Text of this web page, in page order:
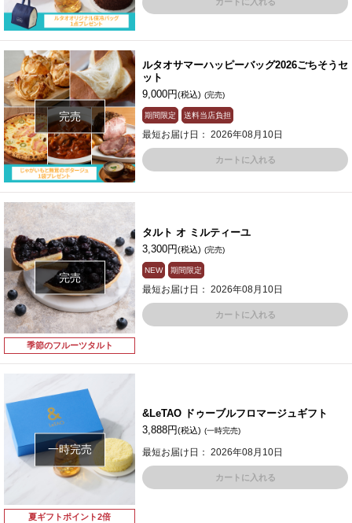
完売
ルタオサマーハッピーバッグ2026ごちそうセ
ット
9,000円(税込) (完売)
期間限定 送料当店負担
最短お届け日： 2026年08月10日
カートに入れる
完売
季節のフルーツタルト
タルト オ ミルティーユ
3,300円(税込) (完売)
NEW 期間限定
最短お届け日： 2026年08月10日
カートに入れる
一時完売
夏ギフトポイント2倍
&LeTAO ドゥーブルフロマージュギフト
3,888円(税込) (一時完売)
最短お届け日： 2026年08月10日
カートに入れる